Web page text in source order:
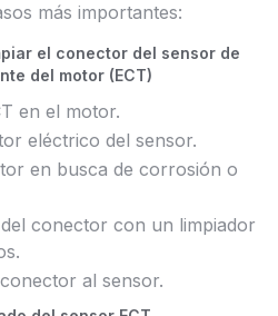
más importantes:
el conector del sensor de
del motor (ECT)
en el motor.
eléctrico del sensor.
en busca de corrosión o
conector con un limpiador
al sensor.